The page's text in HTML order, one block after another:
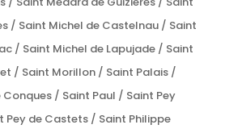
/ Saint Michel de Castelnau / Saint
/ Saint Michel de Lapujade / Saint
/ Saint Morillon / Saint Palais /
/ Saint Paul / Saint Pey
Pey de Castets / Saint Philippe